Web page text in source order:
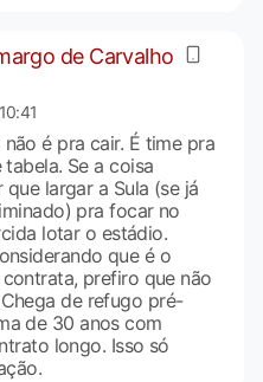
de Carvalho
não é pra cair. É time pra
Se a coisa
que largar a Sula (se já
pra focar no
lotar o estádio.
que é o
prefiro que não
de refugo pré-
de 30 anos com
longo. Isso só